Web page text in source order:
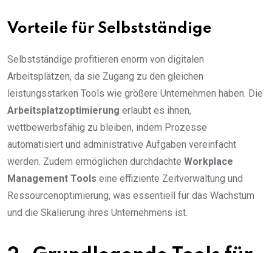
Vorteile für Selbstständige
Selbstständige profitieren enorm von digitalen
Arbeitsplätzen, da sie Zugang zu den gleichen
leistungsstarken Tools wie größere Unternehmen haben. Die
Arbeitsplatzoptimierung erlaubt es ihnen,
wettbewerbsfähig zu bleiben, indem Prozesse
automatisiert und administrative Aufgaben vereinfacht
werden. Zudem ermöglichen durchdachte Workplace
Management Tools eine effiziente Zeitverwaltung und
Ressourcenoptimierung, was essentiell für das Wachstum
und die Skalierung ihres Unternehmens ist.